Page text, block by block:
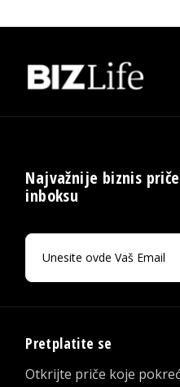
Najvažnije biznis
inboksu
Pretplatite se
Otkrijte priče koje